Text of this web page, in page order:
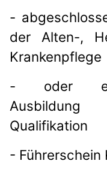
-
der Alten-,
Krankenpflege
- oder
Ausbildung
Qualifikation
- Führerschein